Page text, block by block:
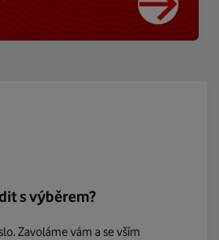
s výběrem?
Zavoláme vám a se vším